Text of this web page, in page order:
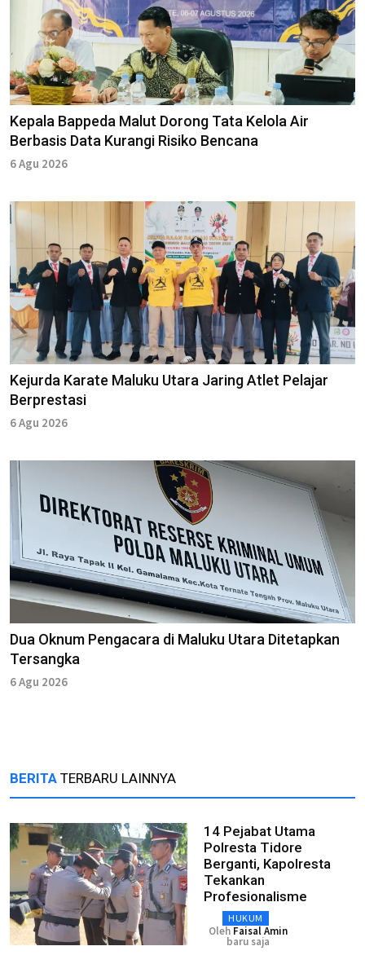
Kepala Bappeda Malut Dorong Tata Kelola Air
Berbasis Data Kurangi Risiko Bencana
6 Agu 2026
Kejurda Karate Maluku Utara Jaring Atlet Pelajar
Berprestasi
6 Agu 2026
Dua Oknum Pengacara di Maluku Utara Ditetapkan
Tersangka
6 Agu 2026
BERITA TERBARU LAINNYA
14 Pejabat Utama
Polresta Tidore
Berganti, Kapolresta
Tekankan
Profesionalisme
HUKUM
Oleh Faisal Amin
baru saja